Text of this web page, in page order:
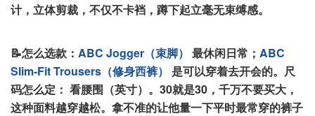
计，立体剪裁，不仅不卡裆，蹲下起立毫无束缚感。
📝怎么选款： ABC Jogger（束脚） 最休闲日常； ABC
Slim-Fit Trousers（修身西裤） 是可以穿着去开会的。 尺
码怎么定： 看腰围（英寸）。30就是30，千万不要买大，
这种面料越穿越松。拿不准的让他量一下平时最常穿的裤子